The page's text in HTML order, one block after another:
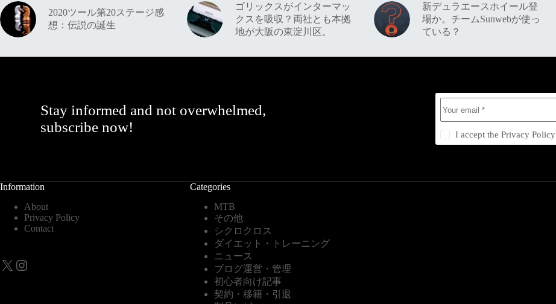
2020ツール第20ステージ感
想：伝説の誕生
ゴリックスがインターマッ
クスを吸収？両社とも本拠
地が大阪の東淀川区。
新デュラエースホイール登
場か。チームSunwebが使っ
ている？
Stay informed and not overwhelmed,
subscribe now!
I accept thePrivacy Policy
Information
About
Privacy Policy
Contact
X Instagram
Categories
MTB
その他
シクロクロス
ダイエット・トレーニング
ニュース
ブログ運営・管理
初心者向け記事
契約・移籍・引退